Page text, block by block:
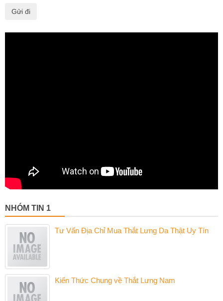
NHÓM TIN 1
Tư Vấn Địa Chỉ Mua Thắt Lưng Da Thật Uy Tín
Kiến Thức Chung về Thắt Lưng Nam